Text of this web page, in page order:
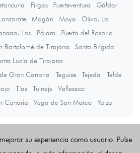
Firgas Fuerteventura
Gáldar
Mogán Moya
Oliva, La
Las
Pájara
Puerto del Rosario
Bartolomé de Tirajana
Santa Brígida
Lucía de Tirajana
Gran Canaria
Teguise Tejeda
Telde
Tías Tuineje
Valleseco
Canaria
Vega de San Mateo Yaiza
Últimas noticias
su experiencia como usuario. Pulse